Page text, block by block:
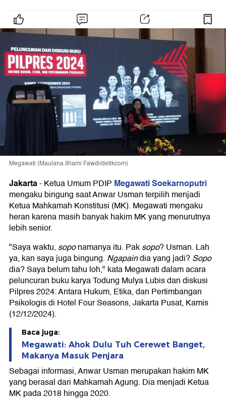
Megawati (Maulana Ilhami Fawdi/detikcom)
Jakarta-Ketua Umum PDIP Megawati Soekarnoputri
mengaku bingung saat Anwar Usman terpilih menjadi
Ketua Mahkamah Konstitusi (MK). Megawati mengaku
heran karena masih banyak hakim MK yang menurutnya
lebih senior.
"Saya waktu, soponamanya itu. Paksopo? Usman. Lah
ya, kan saya juga bingung. Ngapaindia yang jadi?Sopo
dia? Saya belum tahu loh," kata Megawati dalam acara
peluncuran buku karya Todung Mulya Lubis dan diskusi
Pilpres 2024: Antara Hukum, Etika, dan Pertimbangan
Psikologis di Hotel Four Seasons, Jakarta Pusat, Kamis
(12/12/2024).
Baca juga:
Megawati: Ahok Dulu Tuh Cerewet Banget,
Makanya Masuk Penjara
Sebagai informasi, Anwar Usman merupakan hakim MK
yang berasal dari Mahkamah Agung. Dia menjadi Ketua
MK pada 2018 hingga 2020.